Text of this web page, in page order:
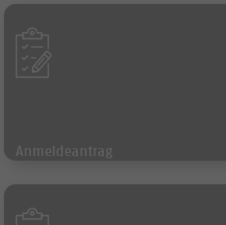
Anmeldeantrag